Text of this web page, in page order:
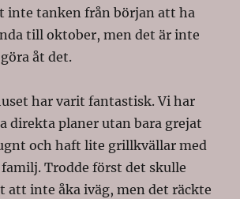
inte tanken från början att ha
till oktober, men det är inte
åt det.
har varit fantastisk. Vi har
direkta planer utan bara grejat
och haft lite grillkvällar med
Trodde först det skulle
att inte åka iväg, men det räckte